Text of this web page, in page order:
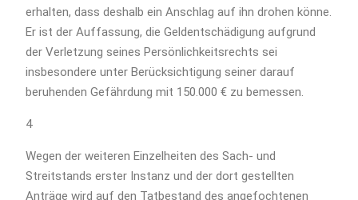
erhalten, dass deshalb ein Anschlag auf ihn drohen könne.
Er ist der Auffassung, die Geldentschädigung aufgrund
der Verletzung seines Persönlichkeitsrechts sei
insbesondere unter Berücksichtigung seiner darauf
beruhenden Gefährdung mit 150.000 € zu bemessen.
4
Wegen der weiteren Einzelheiten des Sach- und
Streitstands erster Instanz und der dort gestellten
Anträge wird auf den Tatbestand des angefochtenen